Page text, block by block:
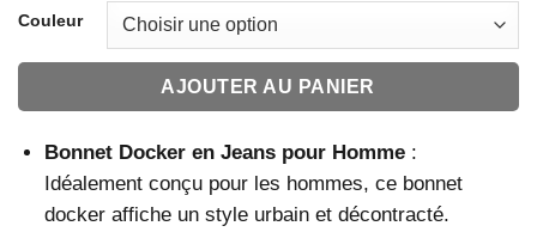
Couleur
AJOUTER AU PANIER
Bonnet Docker en Jeans pour Homme:
Idéalement conçu pour les hommes, ce bonnet
docker affiche un style urbain et décontracté.